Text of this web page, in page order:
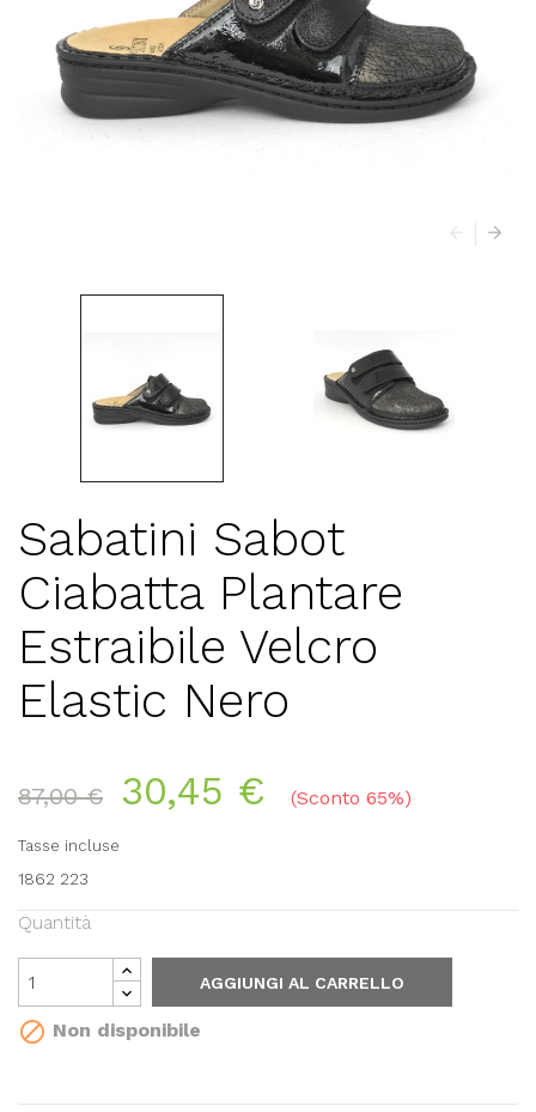
Sabatini Sabot
Ciabatta Plantare
Estraibile Velcro
Elastic Nero
87,00 € 30,45 € Sconto 65%
Tasse incluse
1862 223
Quantità
AGGIUNGI AL CARRELLO
 Non disponibile